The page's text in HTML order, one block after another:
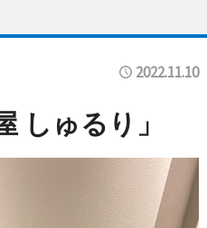
2022.11.10
しゅるり」